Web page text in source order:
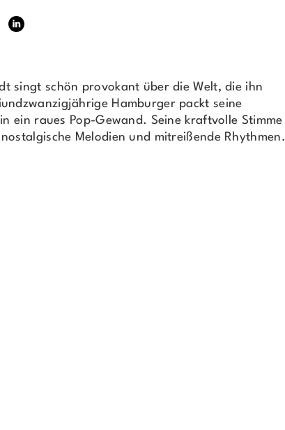
singt schön provokant über die Welt, die ihn
Hamburger packt seine
ein raues Pop-Gewand. Seine kraftvolle Stimme
Melodien und mitreißende Rhythmen.